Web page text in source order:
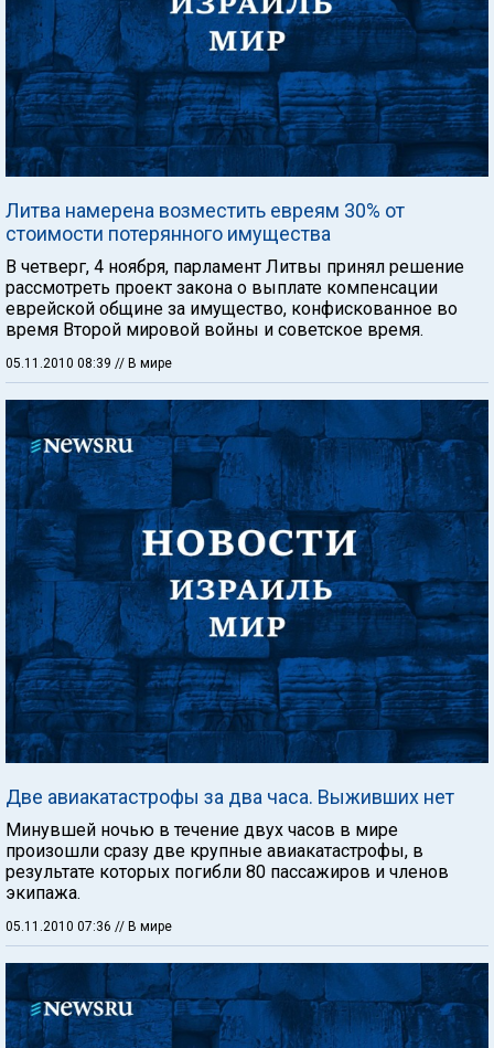
Литва намерена возместить евреям 30% от
стоимости потерянного имущества
В четверг, 4 ноября, парламент Литвы принял решение
рассмотреть проект закона о выплате компенсации
еврейской общине за имущество, конфискованное во
время Второй мировой войны и советское время.
05.11.2010 08:39 // В мире
Две авиакатастрофы за два часа. Выживших нет
Минувшей ночью в течение двух часов в мире
произошли сразу две крупные авиакатастрофы, в
результате которых погибли 80 пассажиров и членов
экипажа.
05.11.2010 07:36 // В мире